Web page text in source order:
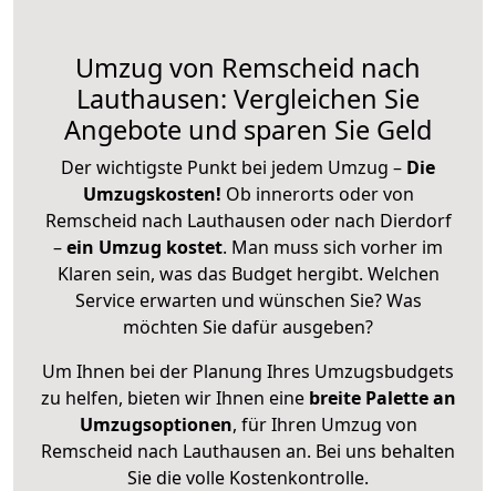
Umzug von Remscheid nach
Lauthausen: Vergleichen Sie
Angebote und sparen Sie Geld
Der wichtigste Punkt bei jedem Umzug – Die
Umzugskosten! Ob innerorts oder von
Remscheid nach Lauthausen oder nach Dierdorf
–ein Umzug kostet. Man muss sich vorher im
Klaren sein, was das Budget hergibt. Welchen
Service erwarten und wünschen Sie? Was
möchten Sie dafür ausgeben?
Um Ihnen bei der Planung Ihres Umzugsbudgets
zu helfen, bieten wir Ihnen eine breite Palette an
Umzugsoptionen, für Ihren Umzug von
Remscheid nach Lauthausen an. Bei uns behalten
Sie die volle Kostenkontrolle.